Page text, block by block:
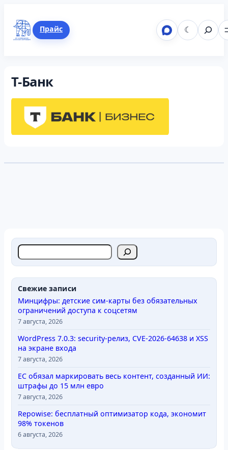
содержимому
Поиск
☾
Прайс Mastodon
LinkedIn
GitHub
Т-Банк
П
о
с
к
Свежие записи
Минцифры: детские сим-карты без обязательных
ограничений доступа к соцсетям
7 августа, 2026
WordPress 7.0.3: security-релиз, CVE-2026-64638 и XSS
на экране входа
7 августа, 2026
ЕС обязал маркировать весь контент, созданный ИИ:
штрафы до 15 млн евро
7 августа, 2026
Repowise: бесплатный оптимизатор кода, экономит
98% токенов
6 августа, 2026